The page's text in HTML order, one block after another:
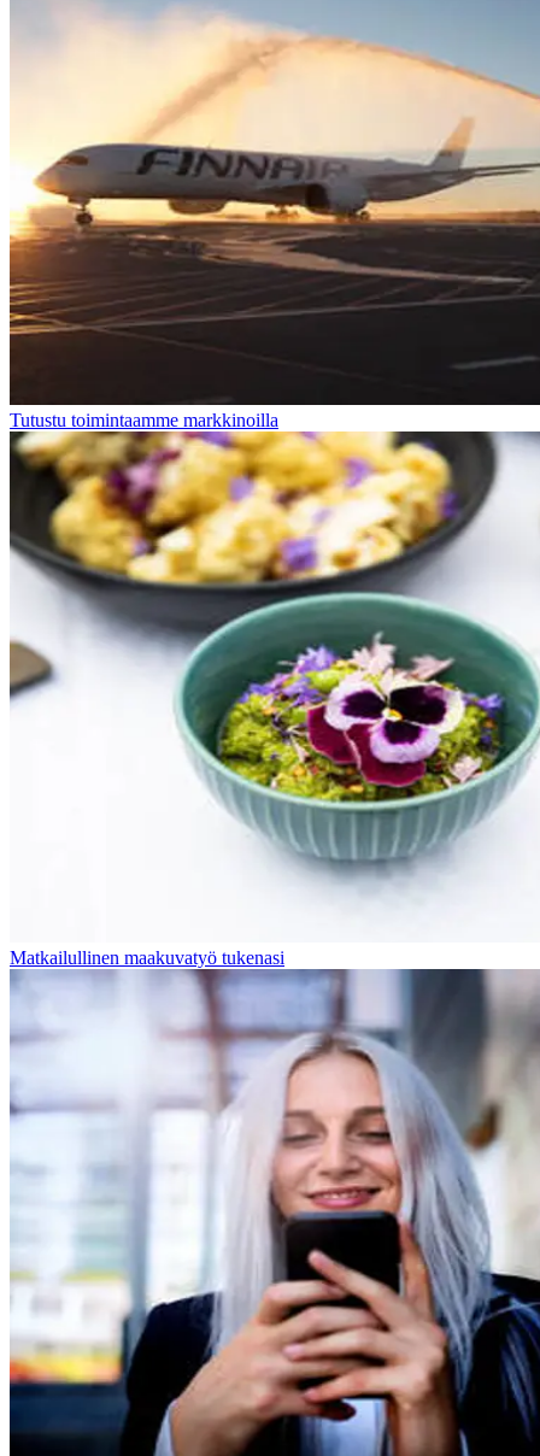
Tutustu toimintaamme markkinoilla
Matkailullinen maakuvatyö tukenasi